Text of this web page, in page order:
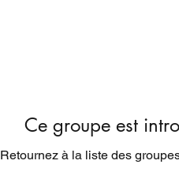
Ce groupe est
Retournez à la liste des